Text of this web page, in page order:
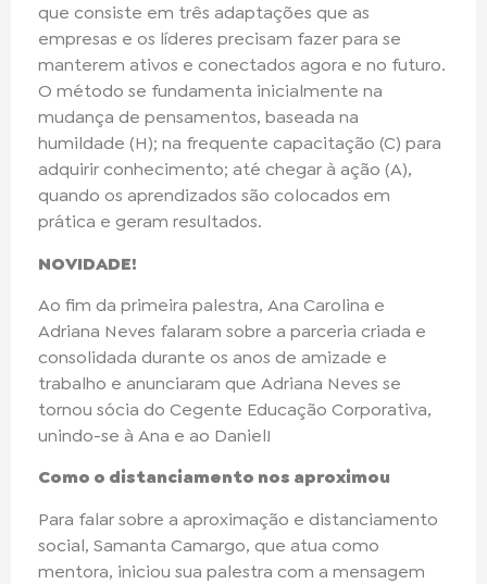
que consiste em três adaptações que as
empresas e os líderes precisam fazer para se
manterem ativos e conectados agora e no futuro.
O método se fundamenta inicialmente na
mudança de pensamentos, baseada na
humildade (H); na frequente capacitação (C) para
adquirir conhecimento; até chegar à ação (A),
quando os aprendizados são colocados em
prática e geram resultados.
NOVIDADE!
Ao fim da primeira palestra, Ana Carolina e
Adriana Neves falaram sobre a parceria criada e
consolidada durante os anos de amizade e
trabalho e anunciaram que Adriana Neves se
tornou sócia do Cegente Educação Corporativa,
unindo-se à Ana e ao Daniel!
Como o distanciamento nos aproximou
Para falar sobre a aproximação e distanciamento
social, Samanta Camargo, que atua como
mentora, iniciou sua palestra com a mensagem